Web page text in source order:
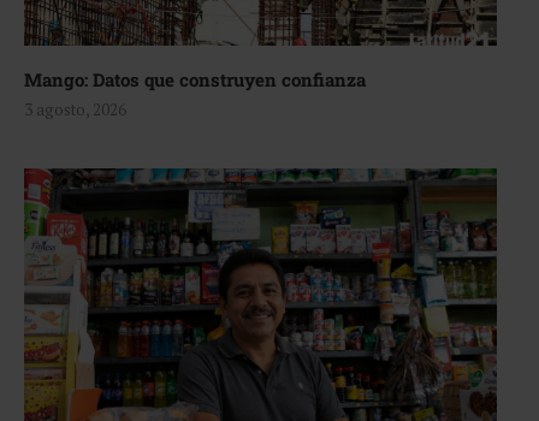
Mango: Datos que construyen confianza
3 agosto, 2026